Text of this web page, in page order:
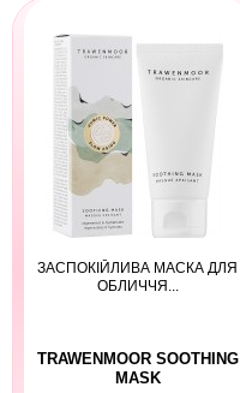
ЗАСПОКІЙЛИВА МАСКА ДЛЯ
ОБЛИЧЧЯ...
TRAWENMOOR SOOTHING
MASK